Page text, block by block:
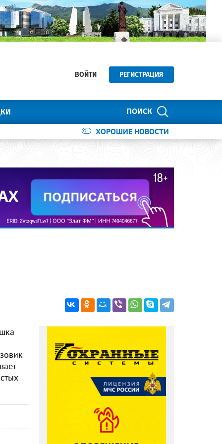
ВОЙТИ РЕГИСТРАЦИЯ
ПОИСК
ХОРОШИЕ НОВОСТИ